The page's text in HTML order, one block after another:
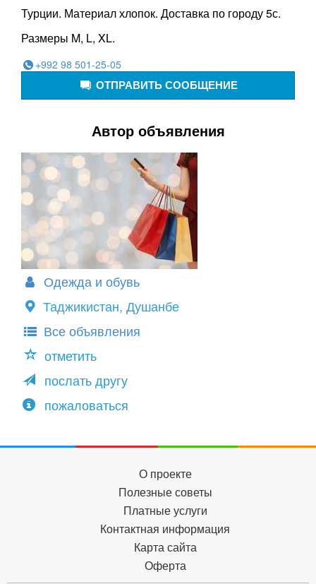
Турции. Материал хлопок. Доставка по городу 5с.
Размеры M, L, XL.
+992 98 501-25-05
ОТПРАВИТЬ СООБЩЕНИЕ
Автор объявления
Одежда и обувь
Таджикистан, Душанбе
Все объявления
отметить
послать другу
пожаловаться
О проекте
Полезные советы
Платные услуги
Контактная информация
Карта сайта
Оферта